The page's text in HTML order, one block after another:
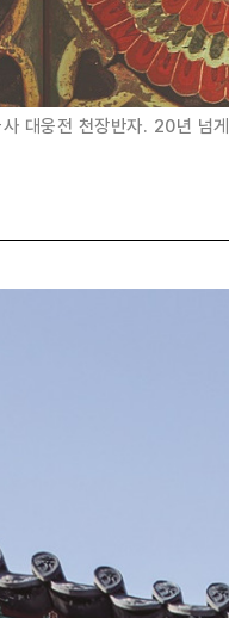
대웅전 천장반자. 20년 넘